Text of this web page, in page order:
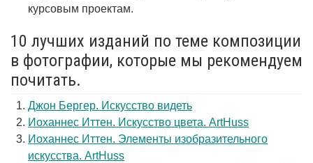
курсовым проектам.
10 лучших изданий по теме композиции
в фотографии, которые мы рекомендуем
почитать.
Джон Бергер. Искусство видеть
Иоханнес Иттен. Искусство цвета. ArtHuss
Иоханнес Иттен. Элементы изобразительного
искусства. ArtHuss